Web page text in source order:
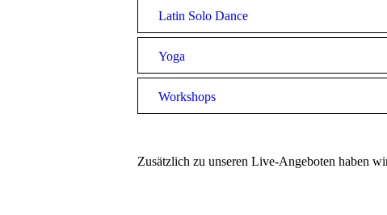
Latin Solo Dance
Yoga
Workshops
Zusätzlich zu unseren Live-Angeboten haben